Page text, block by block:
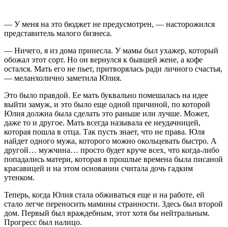
— У меня на это бюджет не предусмотрен, — насторожился
представитель малого бизнеса.
— Ничего, я из дома принесла. У мамы был ухажер, который
обожал этот сорт. Но он вернулся к бывшей жене, а кофе
остался. Мать его не пьет, притворялась ради личного счастья,
— меланхолично заметила Юлия.
Это было правдой. Ее мать буквально помешалась на идее
выйти замуж, и это было еще одной причиной, по которой
Юлия должна была сделать это раньше или лучше. Может,
даже то и другое. Мать всегда называла ее неудачницей,
которая пошла в отца. Так пусть знает, что не права. Юля
найдет одного мужа, которого можно окольцевать быстро. А
другой… мужчина… просто будет круче всех, что когда-либо
попадались матери, которая в прошлые времена была писаной
красавицей и на этом основании считала дочь гадким
утенком.
Теперь, когда Юлия стала обживаться еще и на работе, ей
стало легче переносить мамины странности. Здесь был второй
дом. Первый был враждебным, этот хотя бы нейтральным.
Прогресс был налицо.